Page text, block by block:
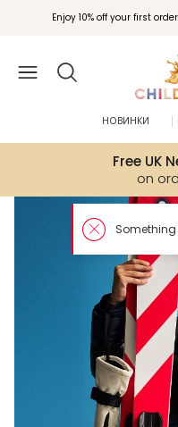
Enjoy 10% off your first
Free UK
on
НОВИНКИ